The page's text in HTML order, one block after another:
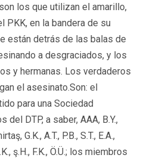
los que utilizan el amarillo,
PKK, en la bandera de su
están detrás de las balas de
a desgraciados, y los
y hermanas. Los verdaderos
el asesinato.Son: el
para una Sociedad
del DTP, a saber, AAA, B.Y.,
G.K., A.T., P.B., S.T., E.A.,
ş.H., F.K., Ö.Ü.; los miembros